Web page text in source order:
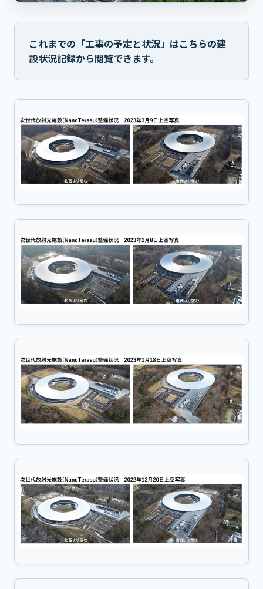
これまでの「工事の予定と状況」はこちらの建
設状況記録から閲覧できます。